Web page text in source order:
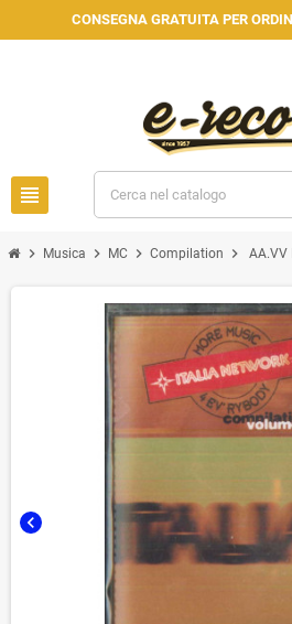
CONSEGNA GRATUITA PER
view_headline
chevron_right Musica chevron_right MC chevron_right Compilation chevron_right
chevron_left